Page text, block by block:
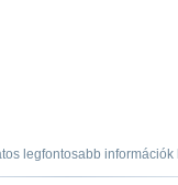
legfontosabb